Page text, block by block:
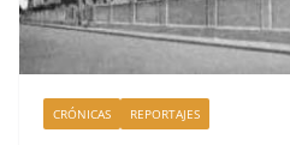
CRÓNICAS REPORTAJES